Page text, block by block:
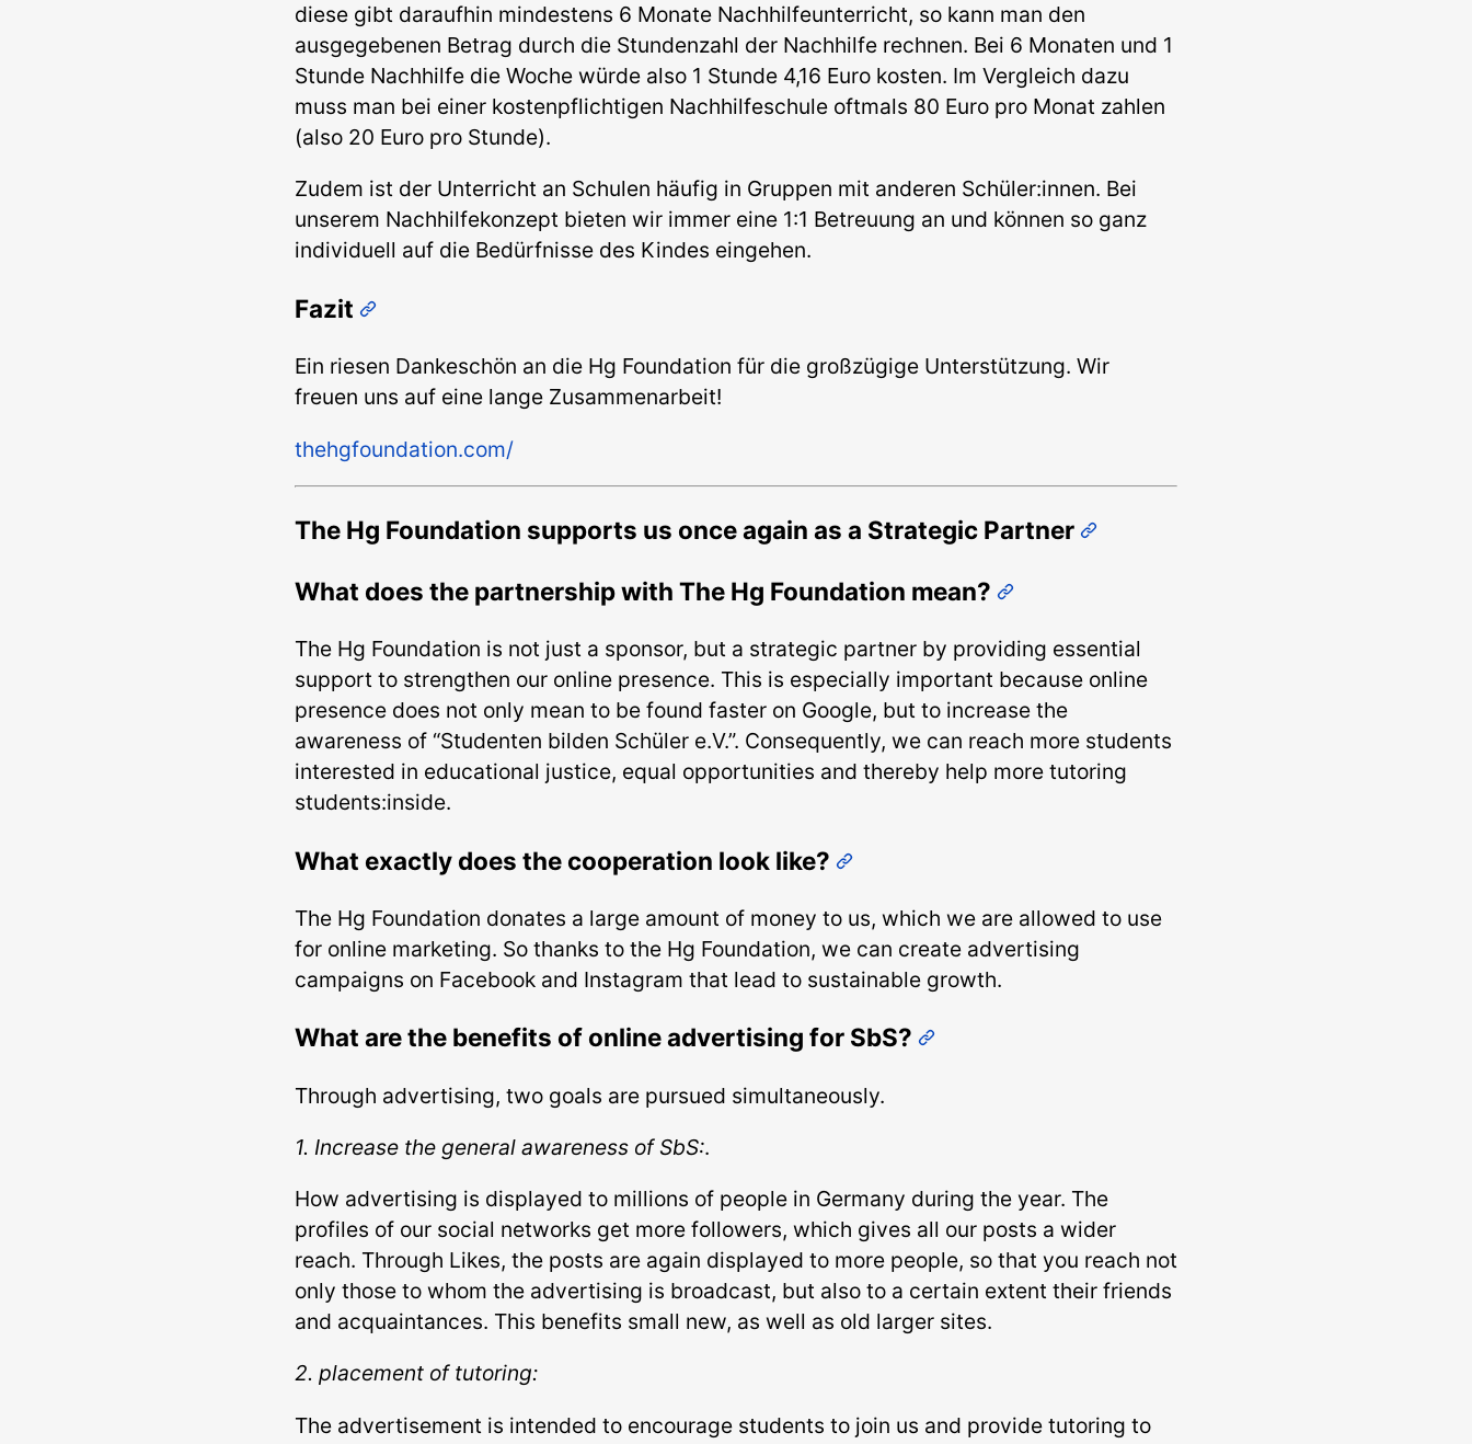
diese gibt daraufhin mindestens 6 Monate Nachhilfeunterricht, so kann man den
ausgegebenen Betrag durch die Stundenzahl der Nachhilfe rechnen. Bei 6 Monaten und 1
Stunde Nachhilfe die Woche würde also 1 Stunde 4,16 Euro kosten. Im Vergleich dazu
muss man bei einer kostenpflichtigen Nachhilfeschule oftmals 80 Euro pro Monat zahlen
(also 20 Euro pro Stunde).
Zudem ist der Unterricht an Schulen häufig in Gruppen mit anderen Schüler:innen. Bei
unserem Nachhilfekonzept bieten wir immer eine 1:1 Betreuung an und können so ganz
individuell auf die Bedürfnisse des Kindes eingehen.
Fazit
Ein riesen Dankeschön an die Hg Foundation für die großzügige Unterstützung. Wir
freuen uns auf eine lange Zusammenarbeit!
thehgfoundation.com/
The Hg Foundation supports us once again as a Strategic Partner
What does the partnership with The Hg Foundation mean?
The Hg Foundation is not just a sponsor, but a strategic partner by providing essential
support to strengthen our online presence. This is especially important because online
presence does not only mean to be found faster on Google, but to increase the
awareness of “Studenten bilden Schüler e.V.”. Consequently, we can reach more students
interested in educational justice, equal opportunities and thereby help more tutoring
students:inside.
What exactly does the cooperation look like?
The Hg Foundation donates a large amount of money to us, which we are allowed to use
for online marketing. So thanks to the Hg Foundation, we can create advertising
campaigns on Facebook and Instagram that lead to sustainable growth.
What are the benefits of online advertising for SbS?
Through advertising, two goals are pursued simultaneously.
1. Increase the general awareness of SbS:.
How advertising is displayed to millions of people in Germany during the year. The
profiles of our social networks get more followers, which gives all our posts a wider
reach. Through Likes, the posts are again displayed to more people, so that you reach not
only those to whom the advertising is broadcast, but also to a certain extent their friends
and acquaintances. This benefits small new, as well as old larger sites.
2. placement of tutoring:
The advertisement is intended to encourage students to join us and provide tutoring to